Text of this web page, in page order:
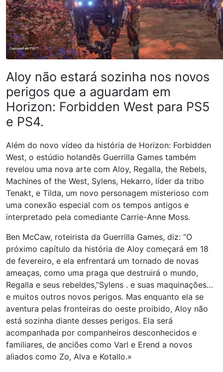
Aloy não estará sozinha nos novos
perigos que a aguardam em
Horizon: Forbidden West para PS5
e PS4.
Além do novo vídeo da história de Horizon: Forbidden
West, o estúdio holandês Guerrilla Games também
revelou uma nova arte com Aloy, Regalla, the Rebels,
Machines of the West, Sylens, Hekarro, líder da tribo
Tenakt, e Tilda, um novo personagem misterioso com
uma conexão especial com os tempos antigos e
interpretado pela comediante Carrie-Anne Moss.
Ben McCaw, roteirista da Guerrilla Games, diz: “O
próximo capítulo da história de Aloy começará em 18
de fevereiro, e ela enfrentará um tornado de novas
ameaças, como uma praga que destruirá o mundo,
Regalla e seus rebeldes,”Sylens . e suas maquinações…
e muitos outros novos perigos. Mas enquanto ela se
aventura pelas fronteiras do oeste proibido, Aloy não
está sozinha diante desses perigos. Ela será
acompanhada por companheiros desconhecidos e
familiares, de anciões como Varl e Erend a novos
aliados como Zo, Alva e Kotallo.»